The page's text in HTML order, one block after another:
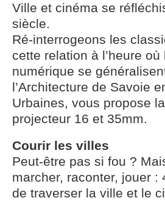
Ville et cinéma se
siècle.
Ré-interrogeons les
cette relation à l’heure
numérique se
l’Architecture de Savoie
Urbaines, vous propose
projecteur 16 et 35mm.
Courir les villes
Peut-être pas si fou ?
marcher, raconter, jouer
de traverser la ville et le